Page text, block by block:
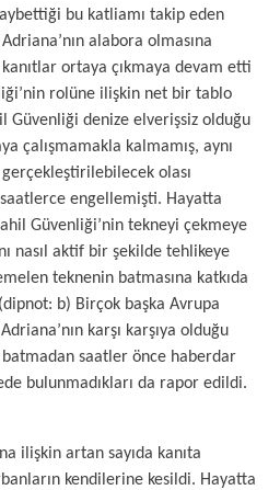
bu katliamı takip eden
alabora olmasına
ortaya çıkmaya devam etti
rolüne ilişkin net bir tablo
Güvenliği denize elverişsiz olduğu
çalışmamakla kalmamış, aynı
olası
engellemişti. Hayatta
Güvenliği’nin tekneyi çekmeye
nasıl aktif bir şekilde tehlikeye
teknenin batmasına katkıda
b) Birçok başka Avrupa
karşı karşıya olduğu
saatler önce haberdar
bulunmadıkları da rapor edildi.
ilişkin artan sayıda kanıta
kendilerine kesildi. Hayatta